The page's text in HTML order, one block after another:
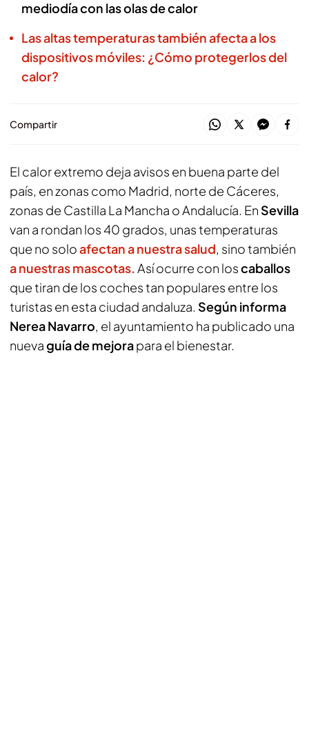
mediodía con las olas de calor
Las altas temperaturas también afecta a los
dispositivos móviles: ¿Cómo protegerlos del
calor?
Compartir
El calor extremo deja avisos en buena parte del
país, en zonas como Madrid, norte de Cáceres,
zonas de Castilla La Mancha o Andalucía. En Sevilla
van a rondan los 40 grados, unas temperaturas
que no soloafectan a nuestra salud, sino también
a nuestras mascotas.Así ocurre con loscaballos
que tiran de los coches tan populares entre los
turistas en esta ciudad andaluza. Según informa
Nerea Navarro, el ayuntamiento ha publicado una
nuevaguía de mejorapara el bienestar.